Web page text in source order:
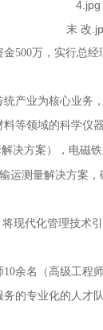
金500万，实行总经
产业为核心业务
等领域的科学
决方案），电磁
运测量解决方案
现代化管理技术
10余名（高级工程
的专业化的人才